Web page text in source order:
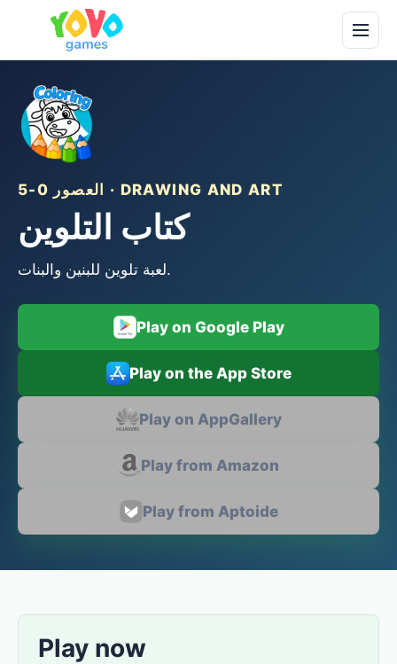
العصور 0-5 · DRAWING AND ART
كتاب التلوين
لعبة تلوين للبنين والبنات.
Play on Google Play
Play on the App Store
Play on AppGallery
Play from Amazon
Play from Aptoide
Play now